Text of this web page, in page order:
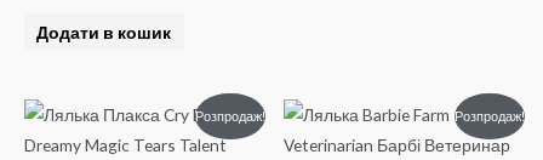
Додати в кошик
Розпродаж!
Оригінальна
ціна:
₴700.
Поточна
ціна:
₴499.
Розпродаж!
Оригінальна
ціна:
₴1240.
Поточна
ціна:
₴699.